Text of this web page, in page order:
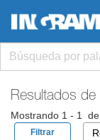
Resultados
Mostrando 1 - 1 de
Filtrar